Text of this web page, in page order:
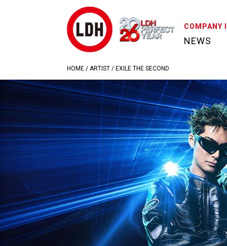
COMPANY
NEWS
HOME / ARTIST / EXILE THE SECOND